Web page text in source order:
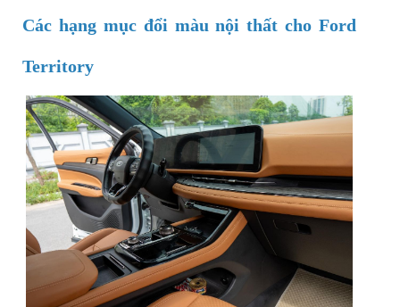
Các hạng mục đổi màu nội thất cho Ford
Territory